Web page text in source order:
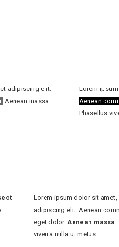
adipiscing elit.
Aenean massa.
Lorem
Aenean
Phasellus
Lorem ipsum dolor sit
adipiscing elit. Aenean
eget dolor.Aenean massa .
viverra nulla ut metus.